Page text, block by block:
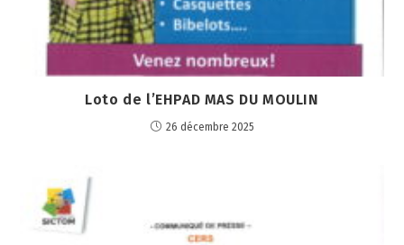
Loto de l’EHPAD MAS DU MOULIN
26 décembre 2025